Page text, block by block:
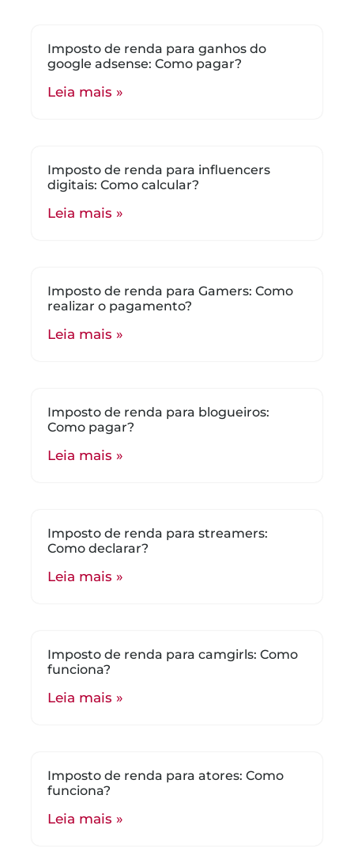
Imposto de renda para ganhos do
google adsense: Como pagar?
Leia mais »
Imposto de renda para influencers
digitais: Como calcular?
Leia mais »
Imposto de renda para Gamers: Como
realizar o pagamento?
Leia mais »
Imposto de renda para blogueiros:
Como pagar?
Leia mais »
Imposto de renda para streamers:
Como declarar?
Leia mais »
Imposto de renda para camgirls: Como
funciona?
Leia mais »
Imposto de renda para atores: Como
funciona?
Leia mais »